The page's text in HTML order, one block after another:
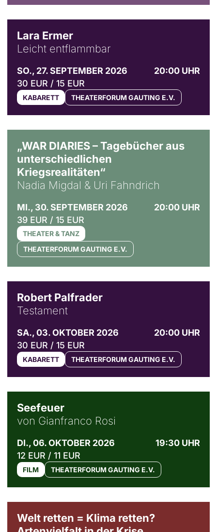
Lara Ermer
Leicht entflammbar
SO., 27. SEPTEMBER 2026
20:00 UHR
30 EUR / 15 EUR
KABARETT THEATERFORUM GAUTING E.V.
„WAR DIARIES – Tagebücher aus
unterschiedlichen
Kriegsrealitäten“
Nadia Migdal & Uri Fahndrich
MI., 30. SEPTEMBER 2026
20:00 UHR
39 EUR / 15 EUR
THEATER & TANZ
THEATERFORUM GAUTING E.V.
Robert Palfrader
Testament
SA., 03. OKTOBER 2026
20:00 UHR
30 EUR / 15 EUR
KABARETT THEATERFORUM GAUTING E.V.
Seefeuer
von Gianfranco Rosi
DI., 06. OKTOBER 2026
19:30 UHR
12 EUR / 11 EUR
FILM THEATERFORUM GAUTING E.V.
Welt retten = Klima retten?